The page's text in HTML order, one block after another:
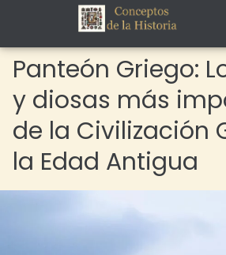
Panteón Griego:
y diosas más
de la Civilización
la Edad Antigua